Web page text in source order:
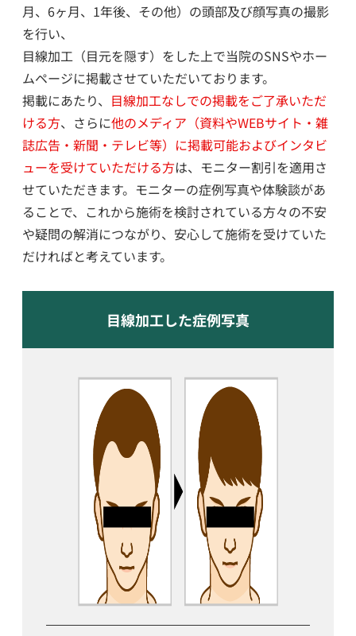
月、6ヶ月、1年後、その他）の頭部及び顔写真の撮影
を行い、
目線加工（目元を隠す）をした上で当院のSNSやホー
ムページに掲載させていただいております。
掲載にあたり、 目線加工なしでの掲載をご了承いただ
ける方、さらに他のメディア（資料やWEBサイト・雑
誌広告・新聞・テレビ等）に掲載可能およびインタビ
ューを受けていただける方は、モニター割引を適用さ
せていただきます。モニターの症例写真や体験談があ
ることで、これから施術を検討されている方々の不安
や疑問の解消につながり、安心して施術を受けていた
だければと考えています。
目線加工した症例写真